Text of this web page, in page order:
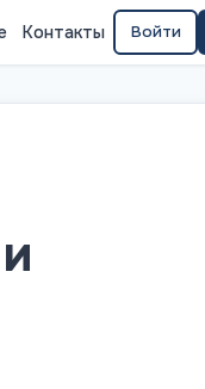
Контакты Войти